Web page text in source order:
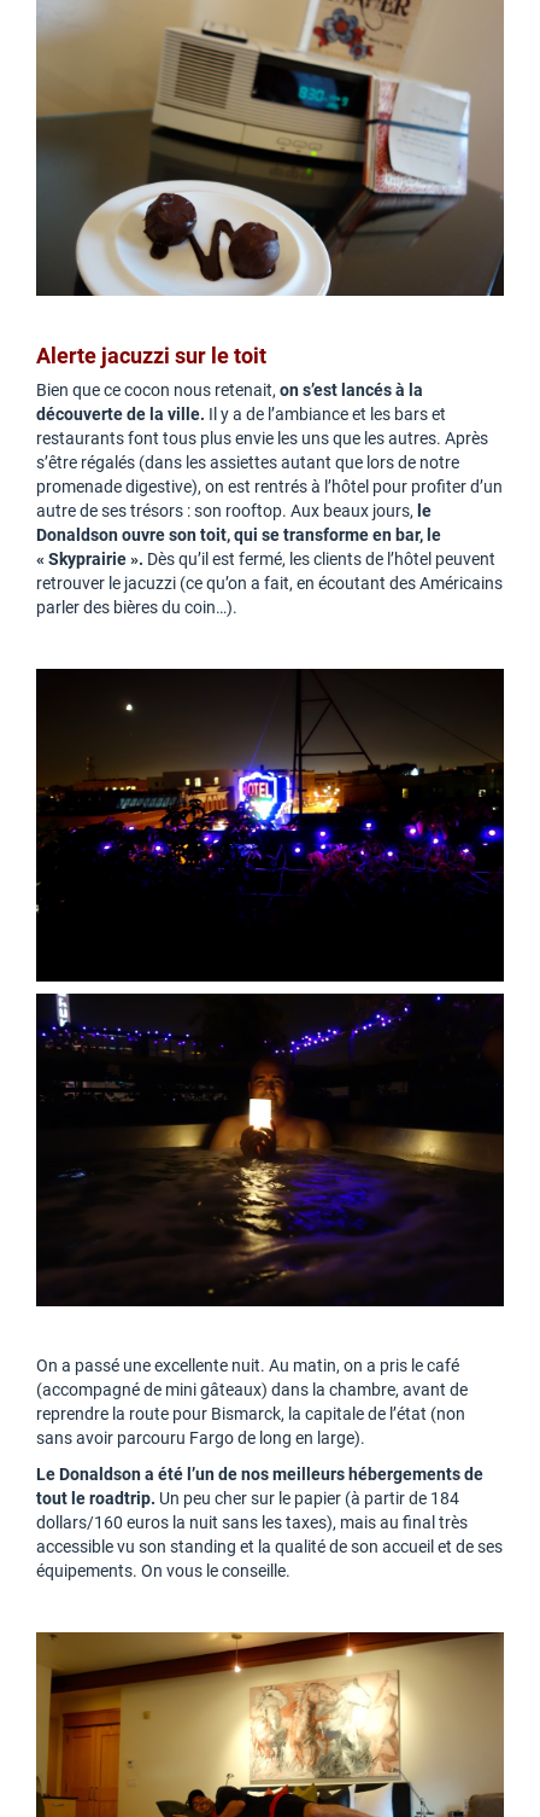
Alerte jacuzzi sur le toit
Bien que ce cocon nous retenait, on s’est lancés à la
découverte de la ville. Il y a de l’ambiance et les bars et
restaurants font tous plus envie les uns que les autres. Après
s’être régalés (dans les assiettes autant que lors de notre
promenade digestive), on est rentrés à l’hôtel pour profiter d’un
autre de ses trésors : son rooftop. Aux beaux jours, le
Donaldson ouvre son toit, qui se transforme en bar, le
« Skyprairie ». Dès qu’il est fermé, les clients de l’hôtel peuvent
retrouver le jacuzzi (ce qu’on a fait, en écoutant des Américains
parler des bières du coin…).
On a passé une excellente nuit. Au matin, on a pris le café
(accompagné de mini gâteaux) dans la chambre, avant de
reprendre la route pour Bismarck, la capitale de l’état (non
sans avoir parcouru Fargo de long en large).
Le Donaldson a été l’un de nos meilleurs hébergements de
tout le roadtrip. Un peu cher sur le papier (à partir de 184
dollars/160 euros la nuit sans les taxes), mais au final très
accessible vu son standing et la qualité de son accueil et de ses
équipements. On vous le conseille.